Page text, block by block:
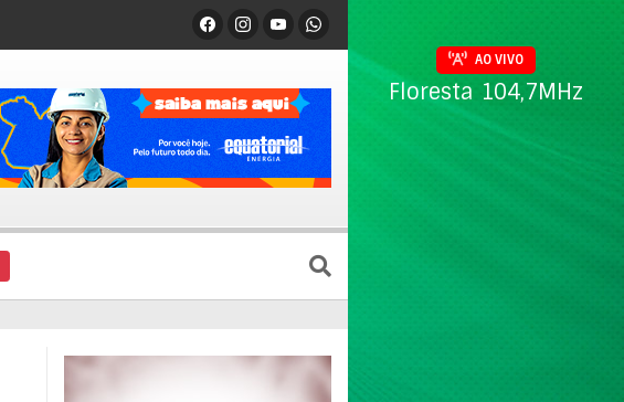
AO VIVO
Floresta 104,7MHz